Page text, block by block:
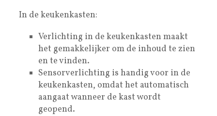
In de keukenkasten:
Verlichting in de keukenkasten maakt
het gemakkelijker om de inhoud te zien
en te vinden.
Sensorverlichting is handig voor in de
keukenkasten, omdat het automatisch
aangaat wanneer de kast wordt
geopend.